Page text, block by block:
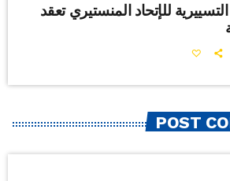
للإتحاد المنستيري تعقد
POST